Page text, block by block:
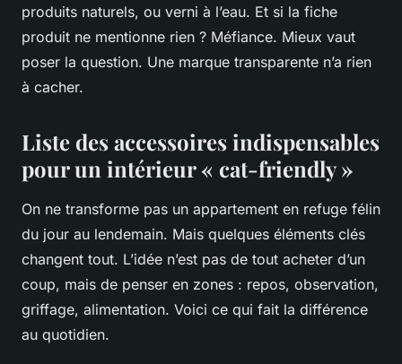
produits naturels, ou verni à l’eau. Et si la fiche
produit ne mentionne rien ? Méfiance. Mieux vaut
poser la question. Une marque transparente n’a rien
à cacher.
Liste des accessoires indispensables
pour un intérieur « cat-friendly »
On ne transforme pas un appartement en refuge félin
du jour au lendemain. Mais quelques éléments clés
changent tout. L’idée n’est pas de tout acheter d’un
coup, mais de penser en zones : repos, observation,
griffage, alimentation. Voici ce qui fait la différence
au quotidien.